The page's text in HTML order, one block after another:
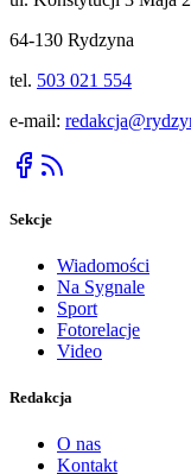
64-130 Rydzyna
tel. 503 021 554
e-mail:
Sekcje
Wiadomości
Na Sygnale
Sport
Fotorelacje
Video
Redakcja
O nas
Kontakt